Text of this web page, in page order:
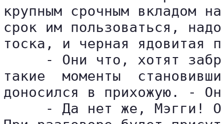
крупным срочным вкладом
срок им пользоваться,
тоска, и черная ядовитая
- Они что, хотят
такие  моменты
доносился в прихожую. -
- Да нет же, Мэгги!